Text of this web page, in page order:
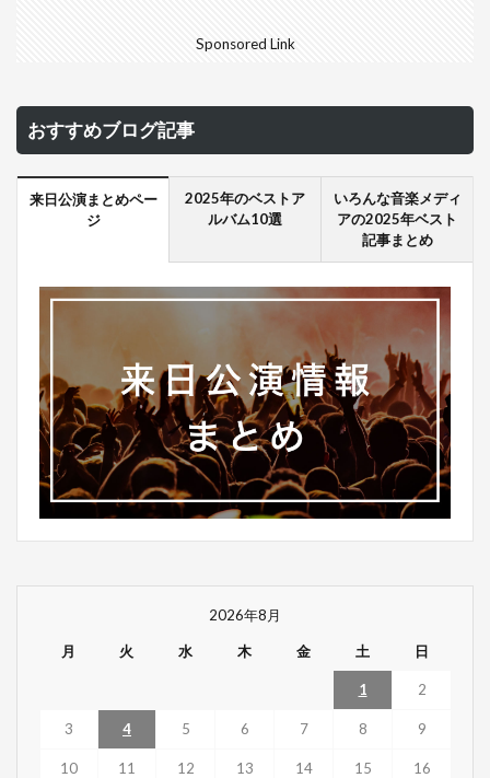
Sponsored Link
おすすめブログ記事
来日公演まとめペー
ジ
2025年のベストア
ルバム10選
いろんな音楽メディ
アの2025年ベスト
記事まとめ
2026年8月
月 火 水 木 金 土 日
1 2
3 4 5 6 7 8 9
10 11 12 13 14 15 16